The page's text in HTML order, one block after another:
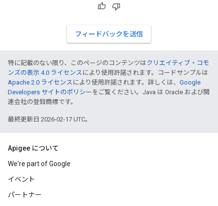
フィードバックを送信
特に記載のない限り、このページのコンテンツはクリエイティブ・コモ
ンズの表示 4.0 ライセンス により使用許諾されます。コードサンプルは
Apache 2.0 ライセンス により使用許諾されます。詳しくは、 Google
Developers サイトのポリシー をご覧ください。Java は Oracle および関
連会社の登録商標です。
最終更新日 2026-02-17 UTC。
Apigee について
We're part of Google
イベント
パートナー